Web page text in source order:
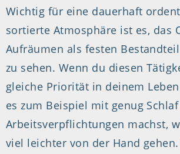
Wichtig für eine dauerhaft
sortierte Atmosphäre ist es, das
Aufräumen als festen
zu sehen. Wenn du diesen
gleiche Priorität in deinem
es zum Beispiel mit genug
Arbeitsverpflichtungen machst,
viel leichter von der Hand